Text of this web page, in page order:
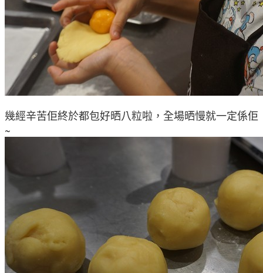
幾經辛苦佢終於都包好晒八粒啦， 全場晒慢就一定係佢
~